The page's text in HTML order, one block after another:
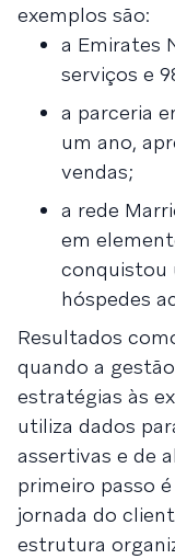
exemplos são:
a Emirates
serviços e
a parceria
um ano,
vendas;
a rede
em
conquistou
hóspedes
Resultados
quando a
estratégias às
utiliza dados
assertivas e de
primeiro passo
jornada do
estrutura